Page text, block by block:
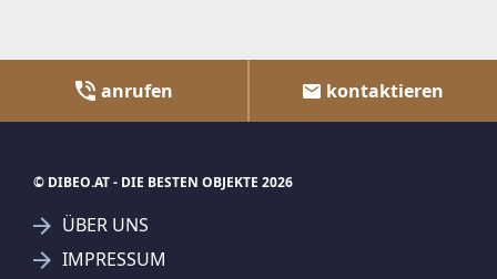
anrufen kontaktieren
© DIBEO.AT - DIE BESTEN OBJEKTE 2026
ÜBER UNS
IMPRESSUM